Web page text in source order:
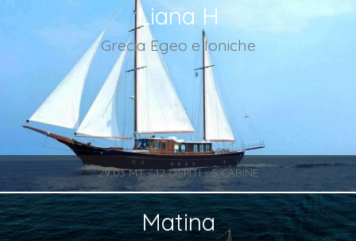
Liana H
Grecia Egeo e Ioniche
29,03 MT - 12 OSPITI - 5 CABINE
Matina